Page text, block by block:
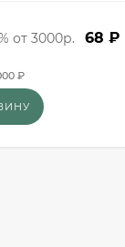
от 3000р. 68 ₽
₽